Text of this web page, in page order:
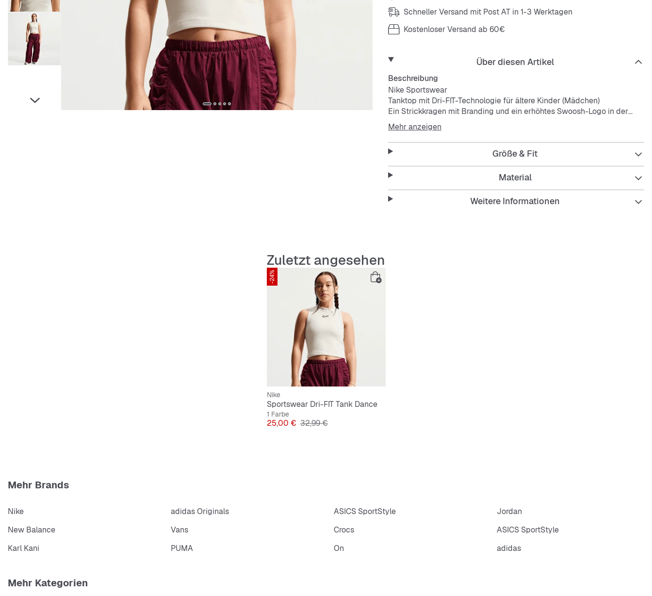
Schneller Versand mit Post AT in 1-3 Werktagen
Kostenloser Versand ab 60€
Über diesen Artikel
Beschreibung
Nike Sportswear
Tanktop mit Dri-FIT-Technologie für ältere Kinder (Mädchen)
Ein Strickkragen mit Branding und ein erhöhtes Swoosh-Logo in der
Mitte verleihen diesem Nike Sportswear Tanktop einen weicheren
Touch. Dieses dehnbare Tanktop mit Dri-FIT-Technologie leitet Schweiß
ab und sorgt für trockenen Tragekomfort. Es ist ein unverzichtbares
Basic, das genauso hart arbeitet wie du.
Nike Dri-FIT-Technologie leitet Schweiß von der Haut ab, wodurch er
Mehr anzeigen
Größe & Fit
Material
Weitere Informationen
Zuletzt angesehen
-24%
Nike
Sportswear Dri-FIT Tank Dance
1 Farbe
Preis
25,00 € Originalpreis
32,99 €
Mehr Brands
Nike adidas Originals ASICS SportStyle
Jordan
New Balance
Vans Crocs
ASICS SportStyle
Karl Kani
PUMA On adidas
Mehr Kategorien